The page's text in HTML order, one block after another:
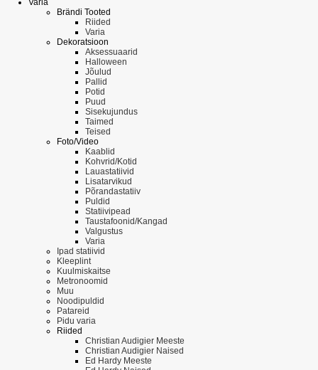
Varia
Brändi Tooted
Riided
Varia
Dekoratsioon
Aksessuaarid
Halloween
Jõulud
Pallid
Potid
Puud
Sisekujundus
Taimed
Teised
Foto/Video
Kaablid
Kohvrid/Kotid
Lauastatiivid
Lisatarvikud
Põrandastatiiv
Puldid
Statiivipead
Taustafoonid/Kangad
Valgustus
Varia
Ipad statiivid
Kleeplint
Kuulmiskaitse
Metronoomid
Muu
Noodipuldid
Patareid
Pidu varia
Riided
Christian Audigier Meeste
Christian Audigier Naised
Ed Hardy Meeste